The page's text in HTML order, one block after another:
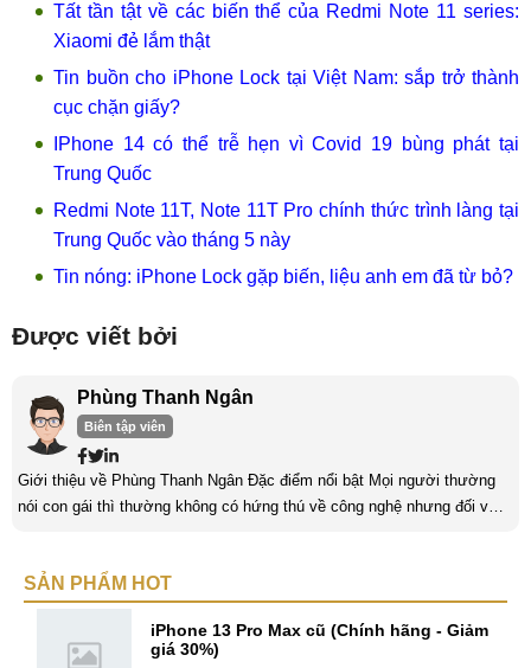
Tất tần tật về các biến thể của Redmi Note 11 series:
Xiaomi đẻ lắm thật
Tin buồn cho iPhone Lock tại Việt Nam: sắp trở thành
cục chặn giấy?
IPhone 14 có thể trễ hẹn vì Covid 19 bùng phát tại
Trung Quốc
Redmi Note 11T, Note 11T Pro chính thức trình làng tại
Trung Quốc vào tháng 5 này
Tin nóng: iPhone Lock gặp biến, liệu anh em đã từ bỏ?
Được viết bởi
Phùng Thanh Ngân
Biên tập viên
Giới thiệu về Phùng Thanh Ngân Đặc điểm nổi bật Mọi người thường
nói con gái thì thường không có hứng thú về công nghệ nhưng đối với
quan trọng nhất của con gái khi làm về lĩnh vực công nghệ là phải có
SẢN PHẨM HOT
iPhone 13 Pro Max cũ (Chính hãng - Giảm
giá 30%)